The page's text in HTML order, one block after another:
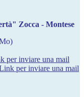
Zocca - Montese
per inviare una mail
per inviare una mail